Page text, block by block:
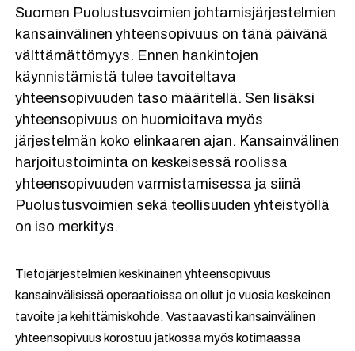
Suomen Puolustusvoimien johtamisjärjestelmien
kansainvälinen yhteensopivuus on tänä päivänä
välttämättömyys. Ennen hankintojen
käynnistämistä tulee tavoiteltava
yhteensopivuuden taso määritellä. Sen lisäksi
yhteensopivuus on huomioitava myös
järjestelmän koko elinkaaren ajan. Kansainvälinen
harjoitustoiminta on keskeisessä roolissa
yhteensopivuuden varmistamisessa ja siinä
Puolustusvoimien sekä teollisuuden yhteistyöllä
on iso merkitys.
Tietojärjestelmien keskinäinen yhteensopivuus
kansainvälisissä operaatioissa on ollut jo vuosia keskeinen
tavoite ja kehittämiskohde. Vastaavasti kansainvälinen
yhteensopivuus korostuu jatkossa myös kotimaassa